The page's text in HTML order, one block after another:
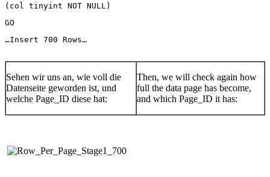
(col tinyint NOT NULL)
GO
…Insert 700 Rows…
Sehen wir uns an, wie voll die
Datenseite geworden ist, und
welche Page_ID diese hat:
Then, we will check again how
full the data page has become,
and which Page_ID it has: